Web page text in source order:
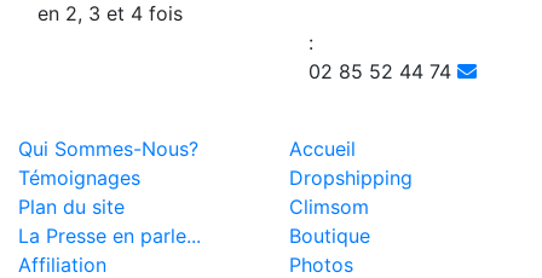
en 2, 3 et 4 fois
:
02 85 52 44 74
Qui Sommes-Nous?
Accueil
Témoignages
Dropshipping
Plan du site
Climsom
La Presse en parle...
Boutique
Affiliation
Photos